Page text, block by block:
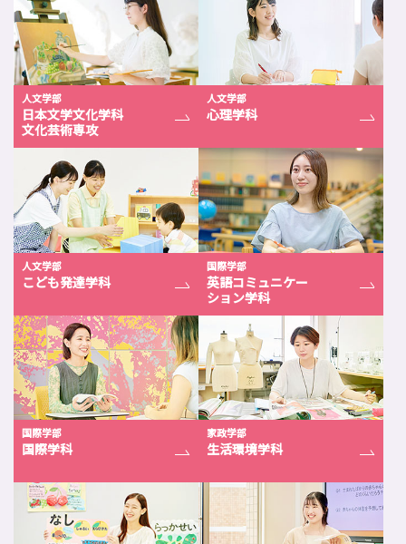
人文学部
日本文学文化学科
文化芸術専攻
人文学部
心理学科
人文学部
こども発達学科
国際学部
英語コミュニケー
ション学科
国際学部
国際学科
家政学部
生活環境学科